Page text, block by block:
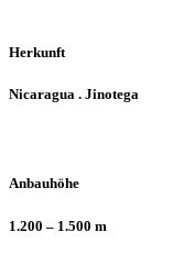
Herkunft
Nicaragua . Jinotega
Anbauhöhe
1.200 – 1.500 m